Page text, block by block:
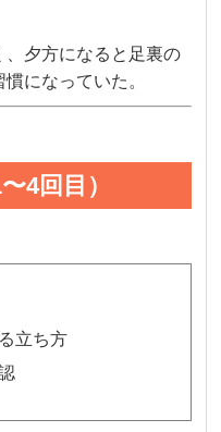
夕方になると足裏の
になっていた。
4回目）
立ち方